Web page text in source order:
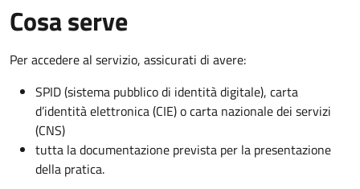
Cosa serve
Per accedere al servizio, assicurati di avere:
SPID (sistema pubblico di identità digitale), carta
d’identità elettronica (CIE) o carta nazionale dei servizi
(CNS)
tutta la documentazione prevista per la presentazione
della pratica.